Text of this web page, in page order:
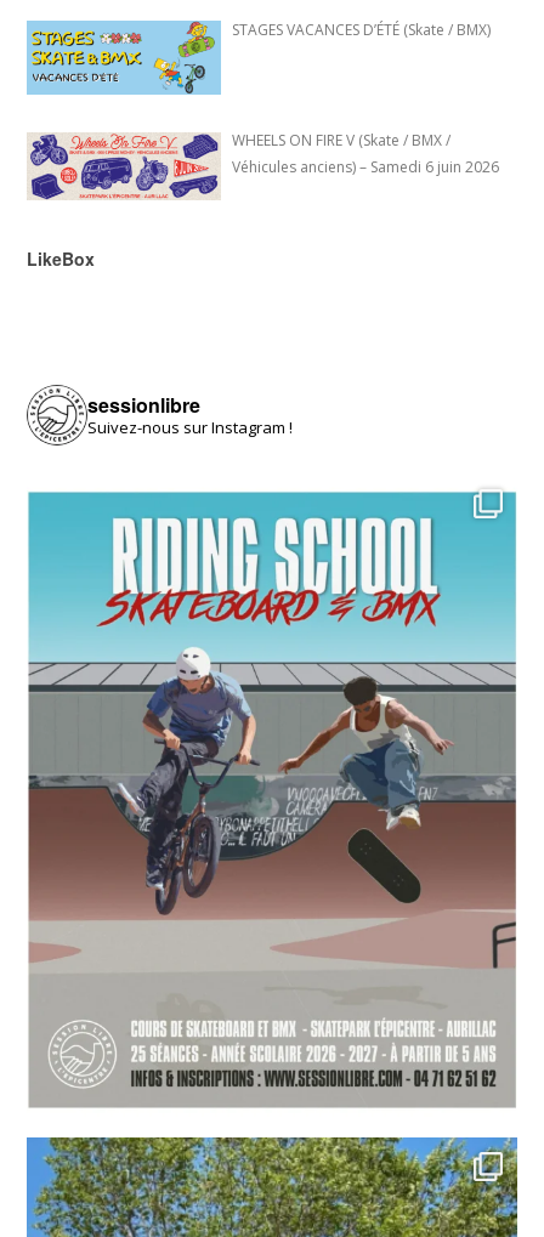
STAGES VACANCES D’ÉTÉ (Skate / BMX)
WHEELS ON FIRE V (Skate / BMX /
Véhicules anciens) – Samedi 6 juin 2026
LikeBox
sessionlibre
Suivez-nous sur Instagram !